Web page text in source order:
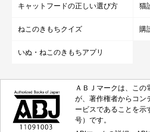
キャットフードの正しい選び方 猫
ねこのきもちクイズ 購
いぬ・ねこのきもちアプリ
ＡＢＪマークは、こ
が、著作権者からコン
ービスであることを
号）です。